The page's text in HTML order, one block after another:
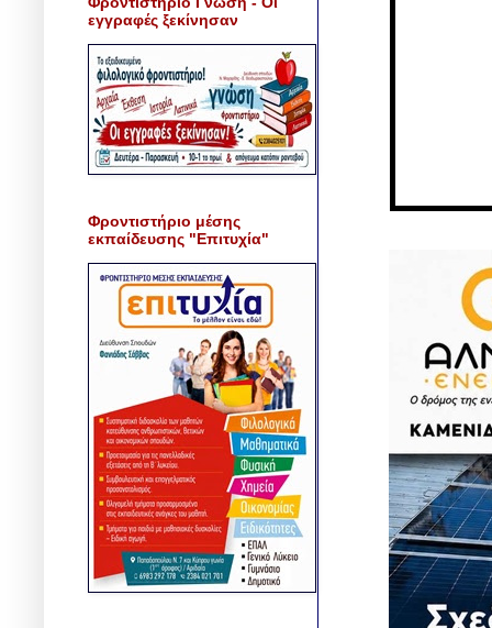
εγγραφές ξεκίνησαν
Φροντιστήριο μέσης
εκπαίδευσης "Επιτυχία"